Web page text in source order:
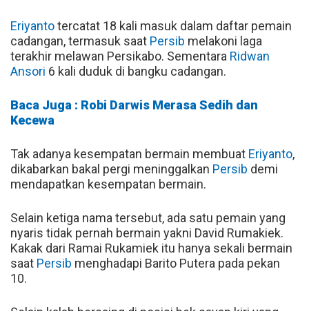
Eriyantotercatat 18 kali masuk dalam daftar pemain
cadangan, termasuk saat Persib melakoni laga
terakhir melawan Persikabo. Sementara Ridwan
Ansori 6 kali duduk di bangku cadangan.
Baca Juga : Robi Darwis Merasa Sedih dan
Kecewa
Tak adanya kesempatan bermain membuat Eriyanto,
dikabarkan bakal pergi meninggalkan Persib demi
mendapatkan kesempatan bermain.
Selain ketiga nama tersebut, ada satu pemain yang
nyaris tidak pernah bermain yakni David Rumakiek.
Kakak dari Ramai Rukamiek itu hanya sekali bermain
saat Persib menghadapi Barito Putera pada pekan
10.